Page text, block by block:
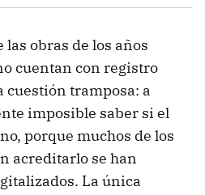
las obras de los años
cuentan con registro
cuestión tramposa: a
imposible saber si el
porque muchos de los
acreditarlo se han
La única